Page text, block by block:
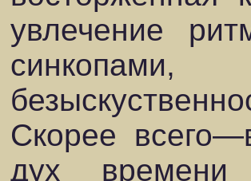
увлечение
Скорее
дух времени